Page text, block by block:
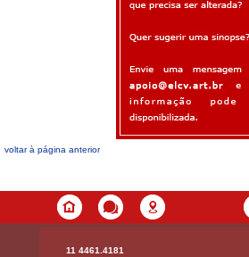
voltar à página anterior
11 4461.4181